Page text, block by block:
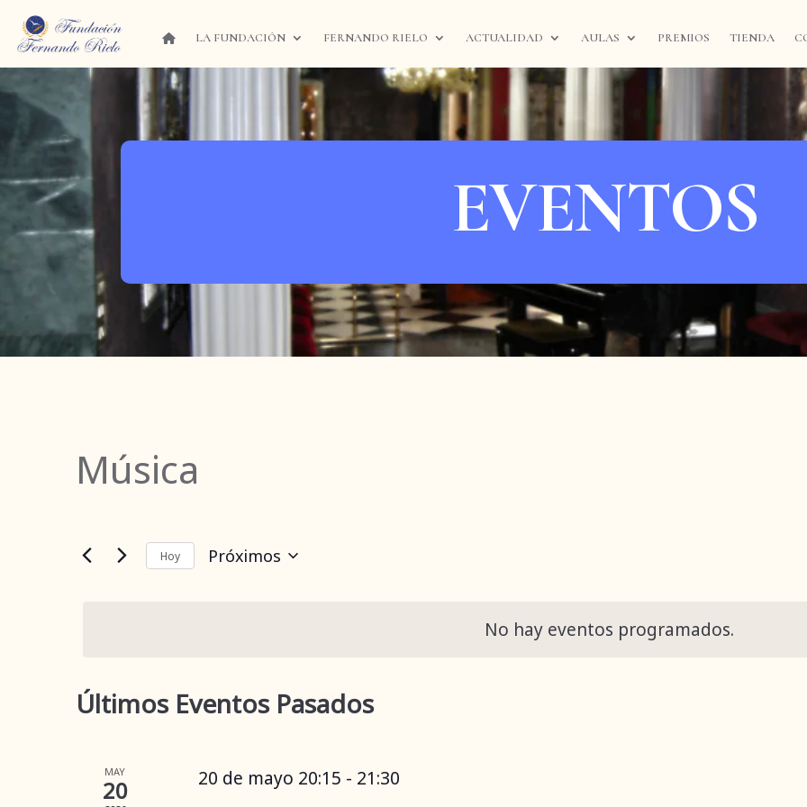
LA FUNDACIÓN FERNANDO RIELO ACTUALIDAD AULAS PREMIOS TIENDA
EVENTOS
Música
No hay eventos programados.
Hoy Próximos
Últimos Eventos Pasados
MAY
20 20 de mayo 20:15 - 21:30